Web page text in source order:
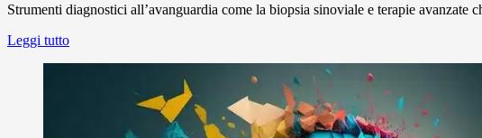
Strumenti diagnostici all’avanguardia come la biopsia sinoviale e terapie
Leggi tutto